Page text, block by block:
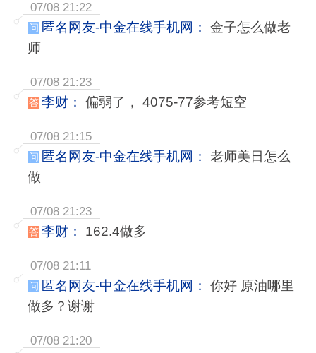
07/08 21:22
问 匿名网友-中金在线手机网：
金子怎么做老
师
07/08 21:23
答 李财： 偏弱了， 4075-77参考短空
07/08 21:15
问 匿名网友-中金在线手机网：
老师美日怎么
做
07/08 21:23
答 李财： 162.4做多
07/08 21:11
问 匿名网友-中金在线手机网：
你好 原油哪里
做多？谢谢
07/08 21:20